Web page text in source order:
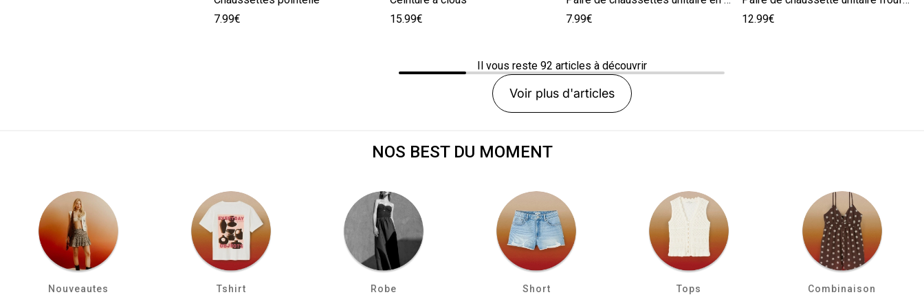
7.99€
15.99€
7.99€
12.99€
Il vous reste 92 articles à découvrir
Voir plus d'articles
NOS BEST DU MOMENT
Nouveautes Tshirt Robe Short Tops Combinaison